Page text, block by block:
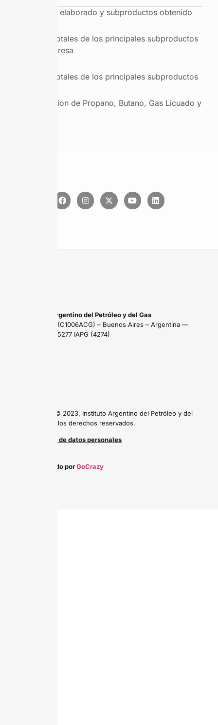
Petróleo elaborado y subproductos obtenido
Ventas totales de los principales subproductos
por empresa
Ventas totales de los principales subproductos
Produccion de Propano, Butano, Gas Licuado y
Instituto Argentino del Petróleo y del Gas
Maipú 639 (C1006ACG) – Buenos Aires – Argentina —
Tel: (54 11) 5277 IAPG (4274)
Copyright © 2023, Instituto Argentino del Petróleo y del
Gas, todos los derechos reservados.
Protección de datos personales
Desarrollado porGoCrazy